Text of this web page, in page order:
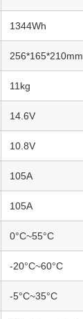
1344Wh
256*165*210mm
11kg
14.6V
10.8V
105A
105A
0°C~55°C
-20°C~60°C
-5°C~35°C